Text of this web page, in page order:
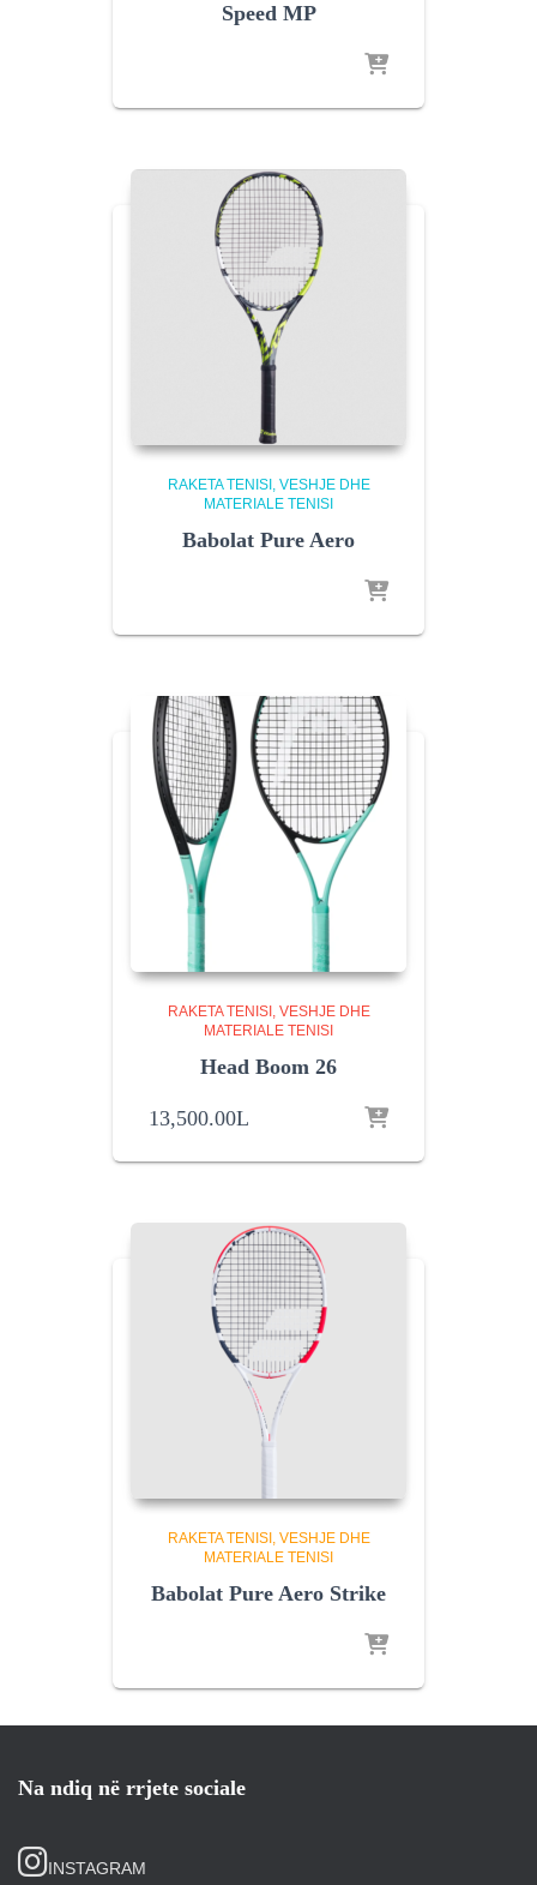
Speed MP
RAKETA TENISI
VESHJE DHE
MATERIALE TENISI
Babolat Pure Aero
RAKETA TENISI
VESHJE DHE
MATERIALE TENISI
Head Boom 26
13,500.00L
RAKETA TENISI
VESHJE DHE
MATERIALE TENISI
Babolat Pure Aero Strike
Na ndiq në rrjete sociale
INSTAGRAM